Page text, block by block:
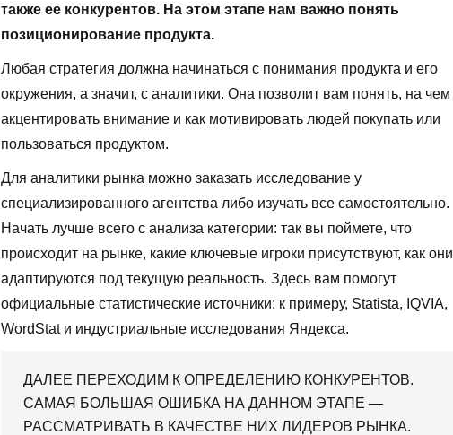
также ее конкурентов. На этом этапе нам важно понять
позиционирование продукта.
Любая стратегия должна начинаться с понимания продукта и его
окружения, а значит, с аналитики. Она позволит вам понять, на чем
акцентировать внимание и как мотивировать людей покупать или
пользоваться продуктом.
Для аналитики рынка можно заказать исследование у
специализированного агентства либо изучать все самостоятельно.
Начать лучше всего с анализа категории: так вы поймете, что
происходит на рынке, какие ключевые игроки присутствуют, как они
адаптируются под текущую реальность. Здесь вам помогут
официальные статистические источники: к примеру, Statista, IQVIA,
WordStat и индустриальные исследования Яндекса.
ДАЛЕЕ ПЕРЕХОДИМ К ОПРЕДЕЛЕНИЮ КОНКУРЕНТОВ.
САМАЯ БОЛЬШАЯ ОШИБКА НА ДАННОМ ЭТАПЕ —
РАССМАТРИВАТЬ В КАЧЕСТВЕ НИХ ЛИДЕРОВ РЫНКА.